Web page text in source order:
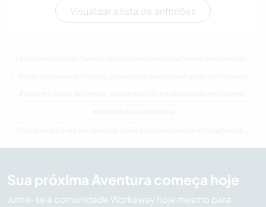
Visualizar a lista de anfitriões
Sua próxima Aventura começa hoje
Junte-se à comunidade Workaway hoje mesmo para